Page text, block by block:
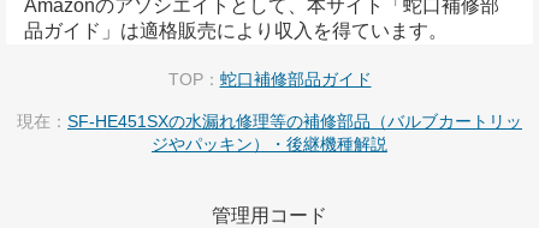
Amazonのアソシエイトとして、本サイト「蛇口補修部
品ガイド」は適格販売により収入を得ています。
TOP： 蛇口補修部品ガイド
現在： SF-HE451SXの水漏れ修理等の補修部品（バルブカートリッ
ジやパッキン）・後継機種解説
管理用コード